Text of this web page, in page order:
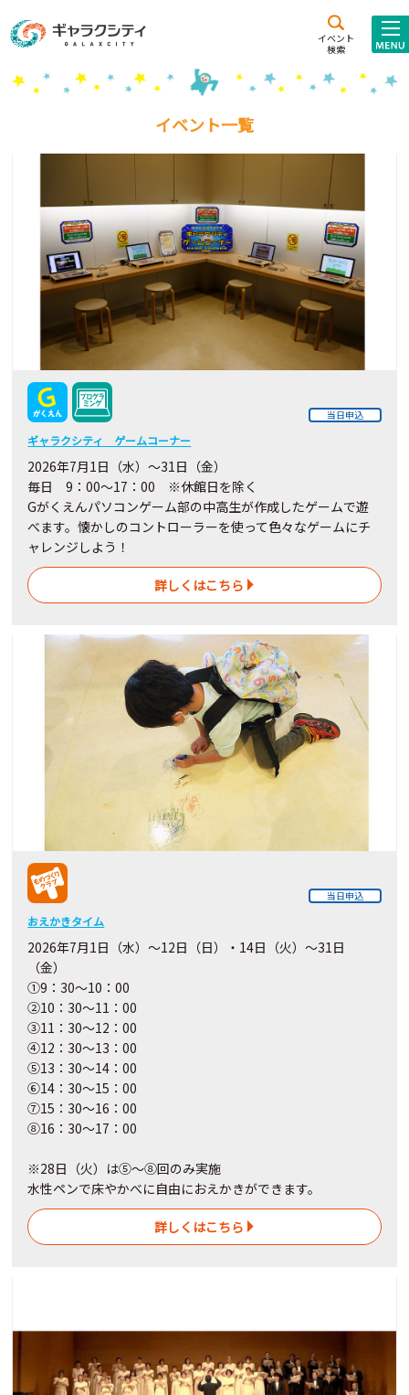
イベント
検索
施設案内
こども
西新井
施設･
こどもみーてぃんぐ
Gがくえん
ブランドからのお知らせ
いっしょに創る
イベントレポート
イベント一覧
当日申込
ギャラクシティ ゲームコーナー
2026年7月1日（水）～31日（金）
毎日 9：00～17：00 ※休館日を除く
Gがくえんパソコンゲーム部の中高生が作成したゲームで遊
べます。懐かしのコントローラーを使って色々なゲームにチ
ャレンジしよう！
詳しくはこちら
当日申込
おえかきタイム
2026年7月1日（水）～12日（日）・14日（火）～31日
（金）
①9：30～10：00
②10：30～11：00
③11：30～12：00
④12：30～13：00
⑤13：30～14：00
⑥14：30～15：00
⑦15：30～16：00
⑧16：30～17：00
※28日（火）は⑤～⑧回のみ実施
水性ペンで床やかべに自由におえかきができます。
詳しくはこちら